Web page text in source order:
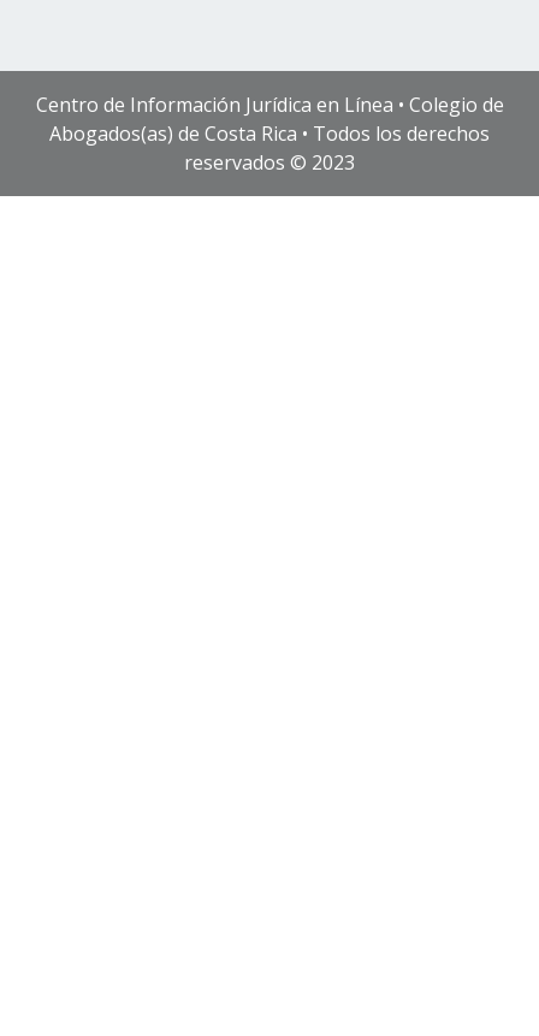
Centro de Información Jurídica en Línea • Colegio de
Abogados(as) de Costa Rica • Todos los derechos
reservados © 2023